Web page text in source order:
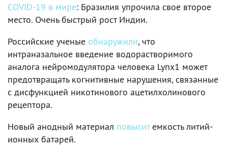
COVID-19 в мире: Бразилия упрочила свое второе
место. Очень быстрый рост Индии.
Российские ученые обнаружили, что
интраназальное введение водорастворимого
аналога нейромодулятора человека Lynx1 может
предотвращать когнитивные нарушения, связанные
с дисфункцией никотинового ацетилхолинового
рецептора.
Новый анодный материал повыситемкость литий-
ионных батарей.